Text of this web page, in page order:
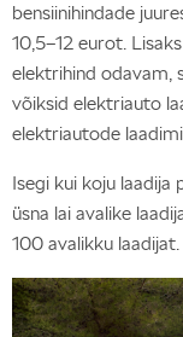
bensiinihindade
10,5–12 eurot.
elektrihind odavam,
võiksid elektriauto
elektriautode
Isegi kui koju laadija
üsna lai avalike
100 avalikku laadijat.